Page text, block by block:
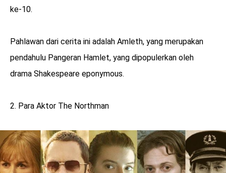
ke-10.
Pahlawan dari cerita ini adalah Amleth, yang merupakan
pendahulu Pangeran Hamlet, yang dipopulerkan oleh
drama Shakespeare eponymous.
2. Para Aktor The Northman